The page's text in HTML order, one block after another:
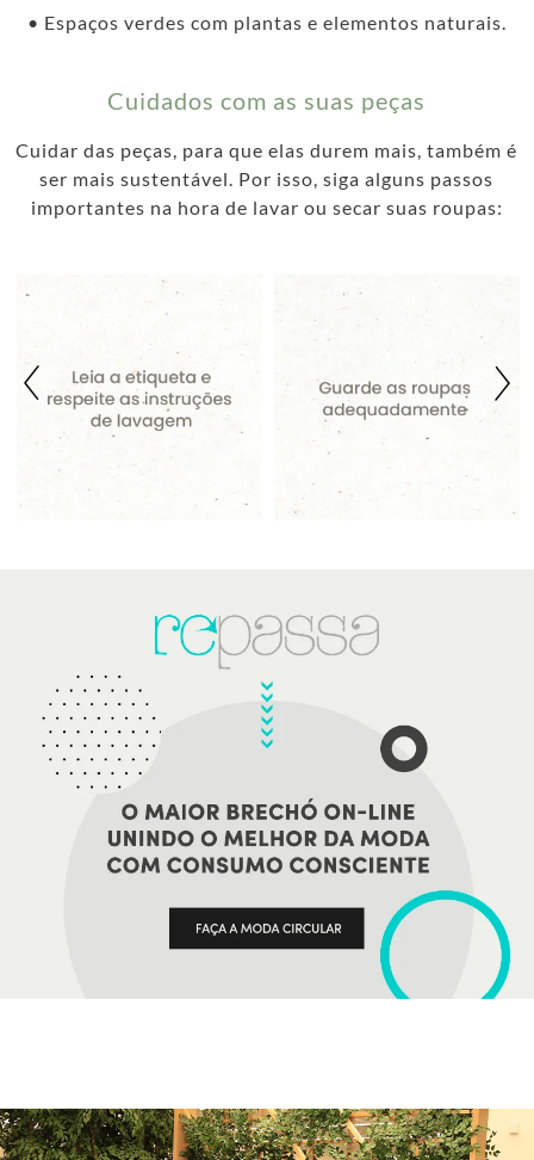
• Espaços verdes com plantas e elementos naturais.
Cuidados com as suas peças
Cuidar das peças, para que elas durem mais, também é
ser mais sustentável. Por isso, siga alguns passos
importantes na hora de lavar ou secar suas roupas: